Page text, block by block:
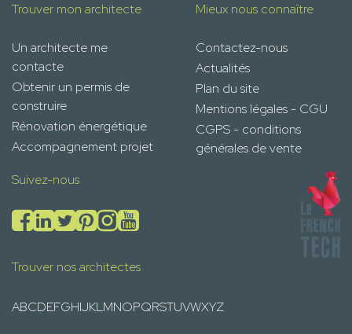
Trouver mon architecte
Un architecte me
contacte
Obtenir un permis de
construire
Rénovation énergétique
Accompagnement projet
Mieux nous connaître
Contactez-nous
Actualités
Plan du site
Mentions légales - CGU
CGPS - conditions
générales de vente
Suivez-nous
Trouver nos architectes
ABCDEFGHIJKLMNOPQRSTUVWXYZ